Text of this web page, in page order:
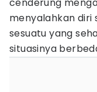
menyalahkan diri
sesuatu yang
situasinya